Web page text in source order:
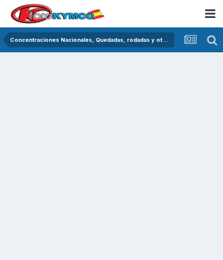
Concentraciones Nacionales, Quedadas, rodadas y otras crónicas del asfalto